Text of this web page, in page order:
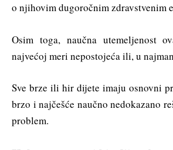
o njihovim dugoročnim zdravstvenim
Osim toga, naučna utemeljenost
najvećoj meri nepostojeća ili, u
Sve brze ili hir dijete imaju osnovni
brzo i najčešće naučno nedokazano
problem.